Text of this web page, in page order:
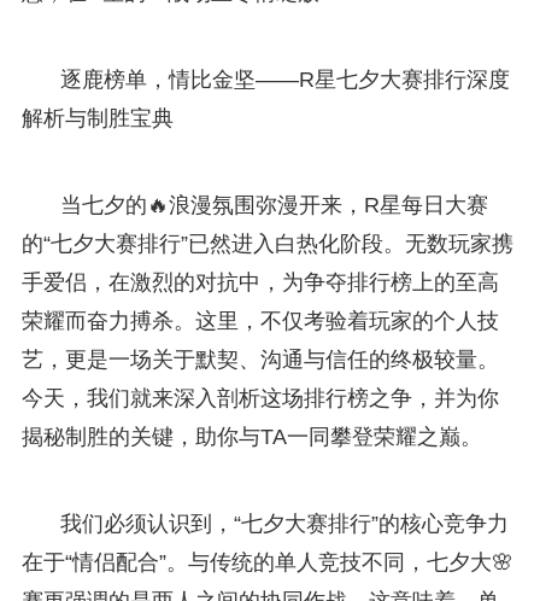
逐鹿榜单，情比金坚——R星七夕大赛排行深度
解析与制胜宝典
当七夕的🔥浪漫氛围弥漫开来，R星每日大赛
的“七夕大赛排行”已然进入白热化阶段。无数玩家携
手爱侣，在激烈的对抗中，为争夺排行榜上的至高
荣耀而奋力搏杀。这里，不仅考验着玩家的个人技
艺，更是一场关于默契、沟通与信任的终极较量。
今天，我们就来深入剖析这场排行榜之争，并为你
揭秘制胜的关键，助你与TA一同攀登荣耀之巅。
我们必须认识到，“七夕大赛排行”的核心竞争力
在于“情侣配合”。与传统的单人竞技不同，七夕大🌸